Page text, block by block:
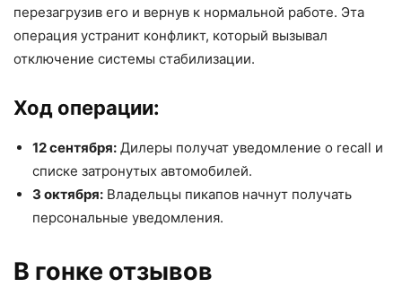
перезагрузив его и вернув к нормальной работе. Эта
операция устранит конфликт, который вызывал
отключение системы стабилизации.
Ход операции:
12 сентября: Дилеры получат уведомление о recall и
списке затронутых автомобилей.
3 октября: Владельцы пикапов начнут получать
персональные уведомления.
В гонке отзывов